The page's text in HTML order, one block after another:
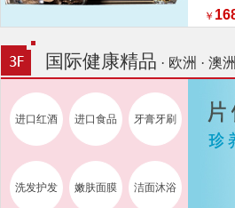
箱【
存】
￥
国际健康精品 · 欧洲 · 澳洲
进口红酒 进口食品 牙膏牙刷
洗发护发 嫩肤面膜 洁面沐浴